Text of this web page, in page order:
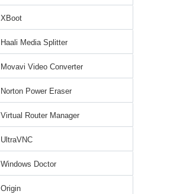
XBoot
Haali Media Splitter
Movavi Video Converter
Norton Power Eraser
Virtual Router Manager
UltraVNC
Windows Doctor
Origin